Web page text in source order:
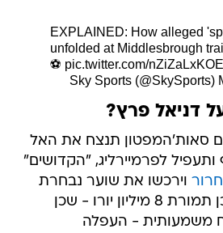
EXPLAINED: How alleged
unfolded at Middlesbrough
⚽️ pic.twitter.com/nZiZaLxKOE
דניאל פרץ?
סאות'המפטון תנצח את האל
ותעפיל לפרמיירליג, "הקדושים"
וירכשו את שוער נבחרת
ישראל מבאיירן מינכן תמורת 8 מיליון יורו - שכן
משמעותית - העפלה